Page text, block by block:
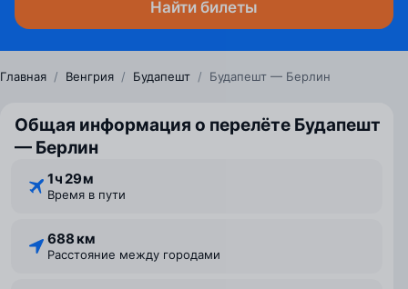
Найти билеты
Главная / Венгрия / Будапешт / Будапешт — Берлин
Общая информация о перелёте Будапешт
— Берлин
1 ⁠ч 29 ⁠м
Время в пути
688 км
Расстояние между городами